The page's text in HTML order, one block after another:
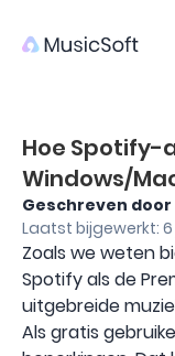
Hoe Spotify-
Windows/
Geschreven
Laatst bijgewerkt:
Zoals we weten
Spotify als de
uitgebreide
Als gratis